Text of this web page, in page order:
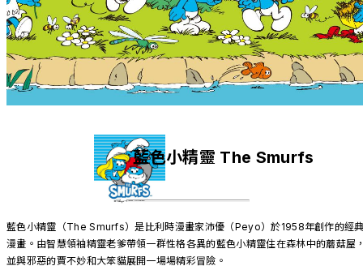
藍色小精靈 The Smurfs
藍色小精靈（The Smurfs）是比利時漫畫家沛優（Peyo）於1958年創作的經
漫畫。由智慧領袖精靈老爹帶領一群性格各異的藍色小精靈住在森林中的蘑菇屋